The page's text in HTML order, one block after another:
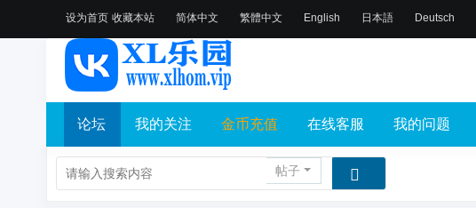
设为首页 收藏本站 简体中文 繁體中文 English 日本語 Deutsch
论坛 我的关注 金币充值 在线客服 我的问题
帖子